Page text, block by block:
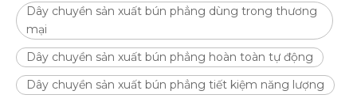
Dây chuyền sản xuất bún phẳng dùng trong thương
mại
Dây chuyền sản xuất bún phẳng hoàn toàn tự động
Dây chuyền sản xuất bún phẳng tiết kiệm năng lượng